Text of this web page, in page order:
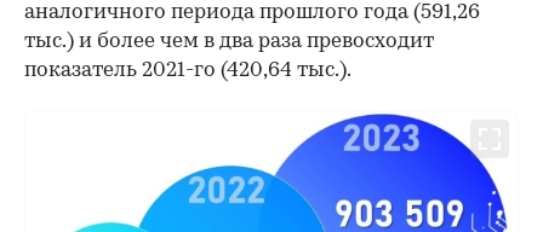
/ 00:00
аналогичного периода прошлого года (591,26
тыс.) и более чем в два раза превосходит
показатель 2021-го (420,64 тыс.).